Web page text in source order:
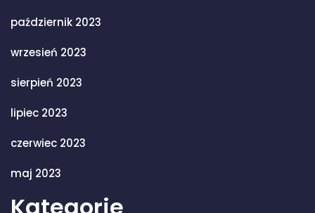
październik 2023
wrzesień 2023
sierpień 2023
lipiec 2023
czerwiec 2023
maj 2023